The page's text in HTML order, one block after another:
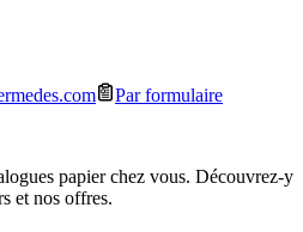
Par formulaire
papier chez vous. Découvrez-y
et nos offres.